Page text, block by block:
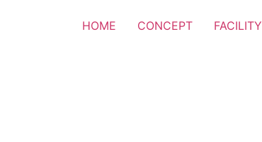
HOME CONCEPT FACILITY